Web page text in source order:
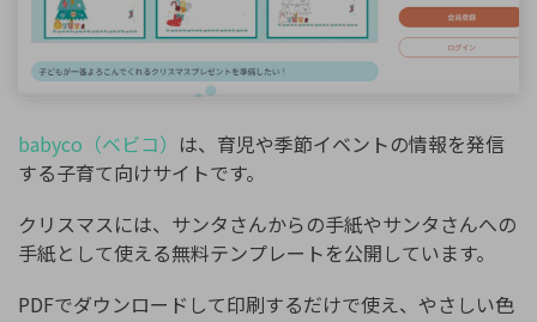
babyco（ベビコ） は、育児や季節イベントの情報を発信
する子育て向けサイトです。
クリスマスには、サンタさんからの手紙やサンタさんへの
手紙として使える無料テンプレートを公開しています。
PDFでダウンロードして印刷するだけで使え、やさしい色